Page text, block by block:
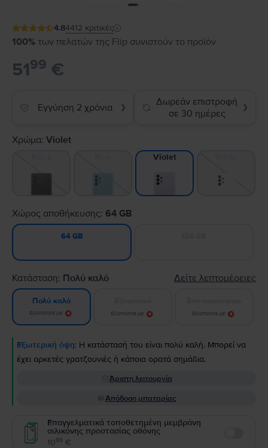
4.84412 κριτικές
100% των πελατών της Flip συνιστούν το προϊόν
5199 €
Εγγύηση 2 χρόνια ❯
Δωρεάν επιστροφή
σε 30 ημέρες
❯
Χρώμα: Violet
Violet
Χώρος αποθήκευσης: 64 GB
64 GB
Κατάσταση: Πολύ καλό Δείτε λεπτομέρειες
Πολύ καλό
Ειδοποίησε με! Ειδοποίησε με! Ειδοποίησε με!
Εξωτερική όψη: Η κατάστασή του είναι πολύ καλή. Μπορεί να
έχει αρκετές γρατζουνιές ή κάποια ορατά σημάδια.
Άριστη λειτουργία
Απόδοση μπαταρίας
Επαγγελματικά τοποθετημένη μεμβράνη
σιλικόνης προστασίας οθόνης
1099 €